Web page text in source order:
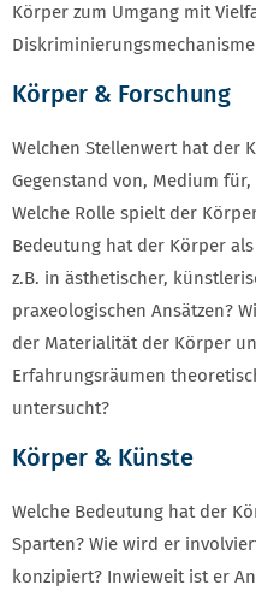
Körper zum Umgang mit
Körper & Forschung
Welchen Stellenwert hat der
Gegenstand von, Medium
Welche Rolle spielt der
Bedeutung hat der Körper
z.B. in ästhetischer,
praxeologischen Ansätzen?
der Materialität der Körper
Erfahrungsräumen
untersucht?
Körper & Künste
Welche Bedeutung hat der
Sparten? Wie wird er
konzipiert? Inwieweit ist er